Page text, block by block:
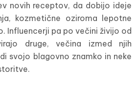
novih receptov, da dobijo ideje
kozmetične oziroma lepotne
Influencerji pa po večini živijo od
druge, večina izmed njih
svojo blagovno znamko in neke